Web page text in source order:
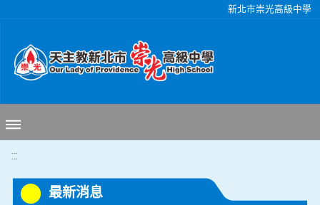
新北市崇光高級中學
:::
最新消息